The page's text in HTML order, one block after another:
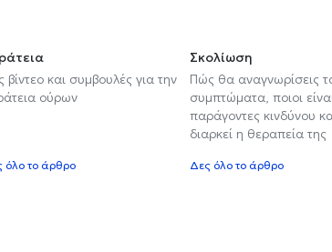
βίντεο και συμβουλές για την
ούρων
όλο το άρθρο
Σκολίωση
Πώς θα αναγνωρίσεις
συμπτώματα, ποιοι
παράγοντες κινδύνου
διαρκεί η θεραπεία της
Δες όλο το άρθρο